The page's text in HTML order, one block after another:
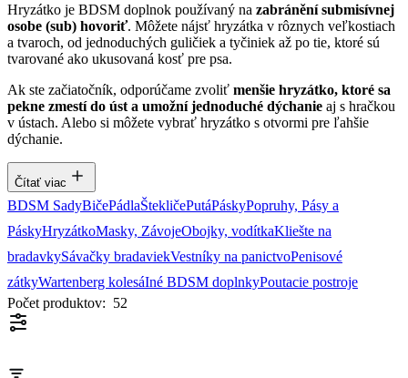
Hryzátko je BDSM doplnok používaný na zabránění submisívnej
osobe (sub) hovoriť. Môžete nájsť hryzátka v rôznych veľkostiach
a tvaroch, od jednoduchých guličiek a tyčiniek až po tie, ktoré sú
tvarované ako ukusovaná kosť pre psa.
Ak ste začiatočník, odporúčame zvoliť menšie hryzátko, ktoré sa
pekne zmestí do úst a umožní jednoduché dýchanie aj s hračkou
v ústach. Alebo si môžete vybrať hryzátko s otvormi pre ľahšie
dýchanie.
Čítať viac
BDSM SadyBičePádlaŠtekličePutáPáskyPopruhy, Pásy a
PáskyHryzátkoMasky, ZávojeObojky, vodítkaKliešte na
bradavkySávačky bradaviekVestníky na panictvoPenisové
zátkyWartenberg kolesáIné BDSM doplnkyPoutacie postroje
Počet produktov: 52